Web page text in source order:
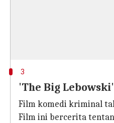
3
'The Big Lebowski'
Film komedi kriminal
Film ini bercerita